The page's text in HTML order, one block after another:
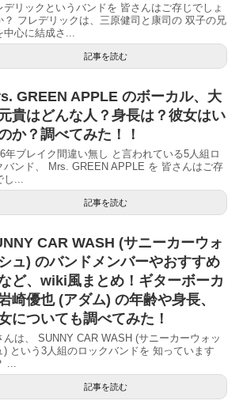
デリックというバンドを 皆さんはご存じでしょ
？ フレデリックは、三原健司と康司の 双子の兄
中心に結成さ...
記事を読む
GREEN APPLE のボーカル、大
貴はどんな人？身長は？彼女はい
か？調べてみた！！
年ブレイク間違い無し と言われている5人組ロ
バンド、 Mrs. GREEN APPLE を 皆さんはご存
し...
記事を読む
CAR WASH (サニーカーウォ
ュ) のバンドメンバーやおすすめ
ど、wiki風まとめ！ギターボーカ
崎優也 (アダム) の年齢や身長、
についても調べてみた！
んは、 SUNNY CAR WASH (サニーカーウォッ
) という3人組のロックバンドを 知っています
...
記事を読む